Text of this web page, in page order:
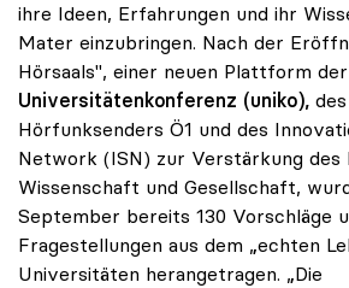
ihre Ideen, Erfahrungen und ihr
Mater einzubringen. Nach der
Hörsaals", einer neuen Plattform der
Universitätenkonferenz (uniko),
Hörfunksenders Ö1 und des
Network (ISN) zur Verstärkung des
Wissenschaft und Gesellschaft,
September bereits 130 Vorschläge
Fragestellungen aus dem „echten
Universitäten herangetragen. „Die